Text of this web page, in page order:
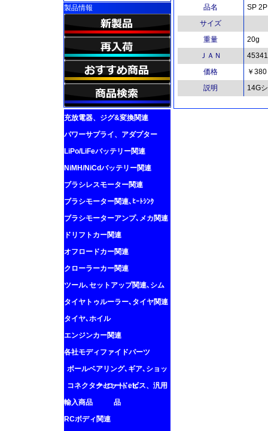
製品情報
充放電器、ジグ&変換関連
パワーサプライ、アダプター
LiPo/LiFeバッテリー関連
NiMH/NiCdバッテリー関連
ブラシレスモーター関連
ブラシモーター関連､ﾋｰﾄｼﾝｸ
ブラシモーターアンプ､メカ関連
ドリフトカー関連
オフロードカー関連
クローラーカー関連
ツール､セットアップ関連､シム
タイヤトゥルーラー､タイヤ関連
タイヤ､ホイル
エンジンカー関連
各社モディファイドパーツ
ボールベアリング､ギア､ショッ
クセット､etc
コネクター､コード､ビス、汎用
品
輸入商品
RCボディ関連
品名
SP 2P
サイズ
重量
20g
ＪＡＮ
価格
￥380
説明
14G